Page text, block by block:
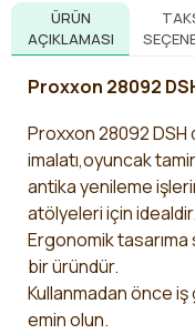
ÜRÜN
AÇIKLAMASI
Proxxon 28092
Proxxon 28092 DSH
imalatı,oyuncak
antika yenileme
atölyeleri için idealdir.
Ergonomik tasarıma
bir üründür.
Kullanmadan önce
emin olun.